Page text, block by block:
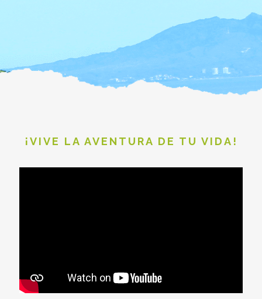
¡VIVE LA AVENTURA DE TU VIDA!